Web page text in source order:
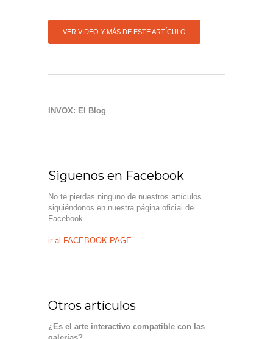
VER VIDEO Y MÁS DE ESTE ARTÍCULO
INVOX: El Blog
Siguenos en Facebook
No te pierdas ninguno de nuestros artículos
siguiéndonos en nuestra página oficial de
Facebook.
ir al FACEBOOK PAGE
Otros artículos
¿Es el arte interactivo compatible con las